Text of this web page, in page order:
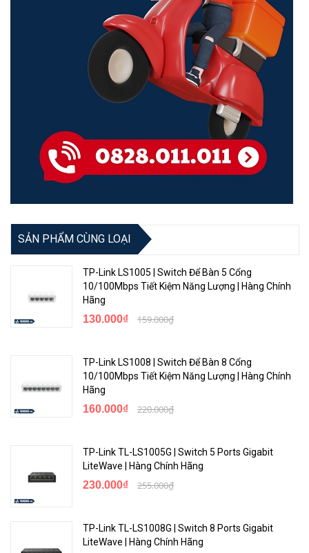
SẢN PHẨM CÙNG LOẠI
TP-Link LS1005 | Switch Để Bàn 5 Cổng
10/100Mbps Tiết Kiệm Năng Lượng | Hàng Chính
Hãng
130.000₫ 159.000₫
TP-Link LS1008 | Switch Để Bàn 8 Cổng
10/100Mbps Tiết Kiệm Năng Lượng | Hàng Chính
Hãng
160.000₫ 220.000₫
TP-Link TL-LS1005G | Switch 5 Ports Gigabit
LiteWave | Hàng Chính Hãng
230.000₫ 255.000₫
TP-Link TL-LS1008G | Switch 8 Ports Gigabit
LiteWave | Hàng Chính Hãng